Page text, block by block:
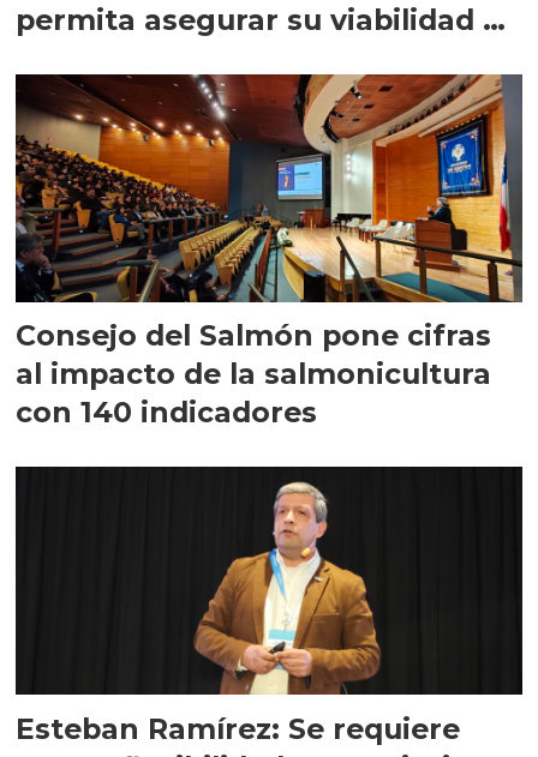
permita asegurar su viabilidad de
Consejo del Salmón pone cifras
al impacto de la salmonicultura
con 140 indicadores
Esteban Ramírez: Se requiere